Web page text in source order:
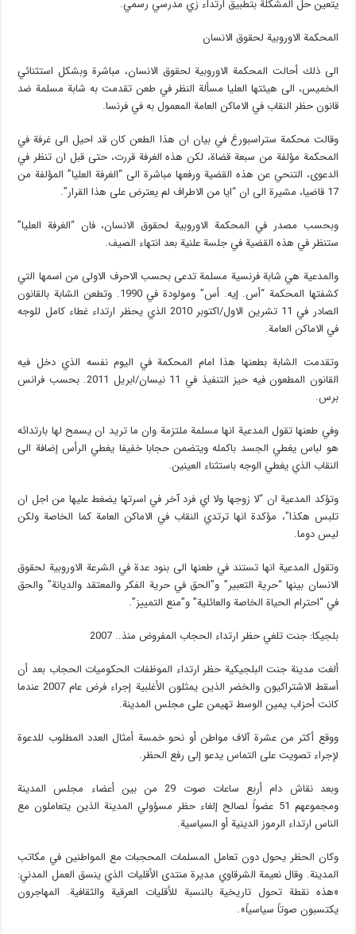
يتعين حل المشكلة بتطبيق ارتداء زي مدرسي رسمي.
المحكمة الاوروبية لحقوق الانسان
الى ذلك أحالت المحكمة الاوروبية لحقوق الانسان، مباشرة وبشكل استثنائي
الخميس، الى هيئتها العليا مسألة النظر في طعن تقدمت به شابة مسلمة ضد
قانون حظر النقاب في الاماكن العامة المعمول به في فرنسا.
وقالت محكمة ستراسبورغ في بيان ان هذا الطعن كان قد احيل الى غرفة في
المحكمة مؤلفة من سبعة قضاة، لكن هذه الغرفة قررت، حتى قبل ان تنظر في
الدعوى، التنحي عن هذه القضية ورفعها مباشرة الى “الغرفة العليا” المؤلفة من
17 قاضيا، مشيرة الى ان “ايا من الاطراف لم يعترض على هذا القرار”.
وبحسب مصدر في المحكمة الاوروبية لحقوق الانسان، فان “الغرفة العليا”
ستنظر في هذه القضية في جلسة علنية بعد انتهاء الصيف.
والمدعية هي شابة فرنسية مسلمة تدعى بحسب الاحرف الاولى من اسمها التي
كشفتها المحكمة “أس. إيه. أس” ومولودة في 1990. وتطعن الشابة بالقانون
الصادر في 11 تشرين الاول/اكتوبر 2010 الذي يحظر ارتداء غطاء كامل للوجه
في الاماكن العامة.
وتقدمت الشابة بطعنها هذا امام المحكمة في اليوم نفسه الذي دخل فيه
القانون المطعون فيه حيز التنفيذ في 11 نيسان/ابريل 2011. بحسب فرانس
برس.
وفي طعنها تقول المدعية انها مسلمة ملتزمة وان ما تريد ان يسمح لها بارتدائه
هو لباس يغطي الجسد باكمله ويتضمن حجابا خفيفا يغطي الرأس إضافة الى
النقاب الذي يغطي الوجه باستثناء العينين.
وتؤكد المدعية ان “لا زوجها ولا اي فرد آخر في اسرتها يضغط عليها من اجل ان
تلبس هكذا”، مؤكدة انها ترتدي النقاب في الاماكن العامة كما الخاصة ولكن
ليس دوما.
وتقول المدعية انها تستند في طعنها الى بنود عدة في الشرعة الاوروبية لحقوق
الانسان بينها “حرية التعبير” و”الحق في حرية الفكر والمعتقد والديانة” والحق
في “احترام الحياة الخاصة والعائلية” و”منع التمييز”.
بلجيكا: جنت تلغي حظر ارتداء الحجاب المفروض منذ.. 2007
ألغت مدينة جنت البلجيكية حظر ارتداء الموظفات الحكوميات الحجاب بعد أن
أسقط الاشتراكيون والخضر الذين يمثلون الأغلبية إجراء فرض عام 2007 عندما
كانت أحزاب يمين الوسط تهيمن على مجلس المدينة.
ووقع أكثر من عشرة آلاف مواطن أو نحو خمسة أمثال العدد المطلوب للدعوة
لإجراء تصويت على التماس يدعو إلى رفع الحظر.
وبعد نقاش دام أربع ساعات صوت 29 من بين أعضاء مجلس المدينة
ومجموعهم 51 عضواً لصالح إلغاء حظر مسؤولي المدينة الذين يتعاملون مع
الناس ارتداء الرموز الدينية أو السياسية.
وكان الحظر يحول دون تعامل المسلمات المحجبات مع المواطنين في مكاتب
المدينة. وقال نعيمة الشرقاوي مديرة منتدى الأقليات الذي ينسق العمل المدني:
«هذه نقطة تحول تاريخية بالنسبة للأقليات العرقية والثقافية. المهاجرون
يكتسبون صوتاً سياسياً».